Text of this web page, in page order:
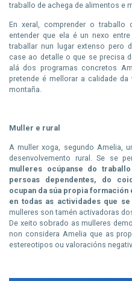
traballo de achega de alimentos e
En xeral, comprender o traballo
entender que ela é un nexo
traballar nun lugar extenso pero
case ao detalle o que se precisa
alá dos programas concretos
pretende é mellorar a calidade
montaña.
Muller e rural
A muller xoga, segundo Amelia,
desenvolvemento rural. Se se
mulleres ocúpanse do
persoas dependentes, do
ocupan da súa propia
en todas as actividades que se
mulleres son tamén activadoras
De xeito sobrado as mulleres
non considera Amelia que as
estereotipos ou valoracións